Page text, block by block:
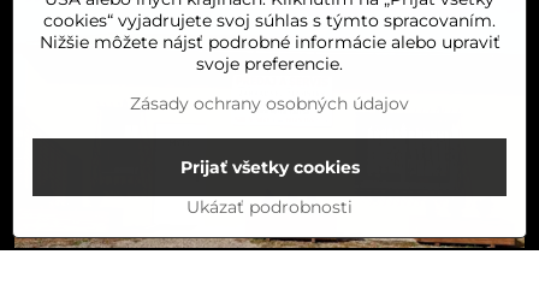
cookies“ vyjadrujete svoj súhlas s týmto spracovaním.
Nižšie môžete nájsť podrobné informácie alebo upraviť
svoje preferencie.
Zásady ochrany osobných údajov
Ukázať podrobnosti
Prijať všetky cookies